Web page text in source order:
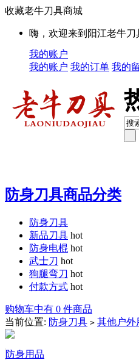
收藏老牛刀具商城
嗨，欢迎来到阳江老牛刀
我的账户
我的账户 我的订单 我的
防身刀具商品分类
防身刀具
新品刀具 hot
防身电棍 hot
武士刀 hot
狗腿弯刀 hot
付款方式 hot
购物车中有 0 件商品
当前位置: 防身刀具 > 其他户外
防身用品